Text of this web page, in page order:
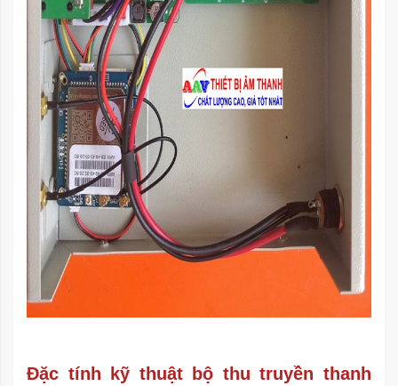
Đặc tính kỹ thuật bộ thu truyền thanh